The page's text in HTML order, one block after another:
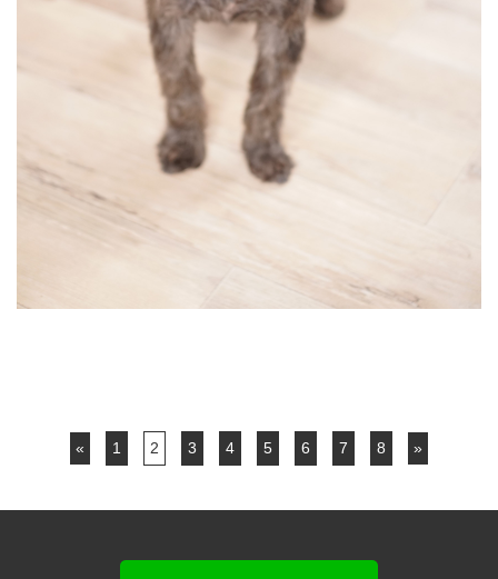
« 1 2 3 4 5 6 7 8 »